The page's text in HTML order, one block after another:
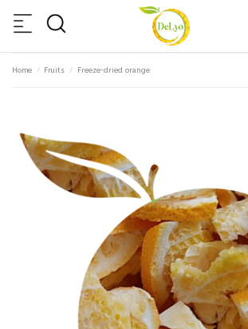
Home Fruits Freeze-dried orange